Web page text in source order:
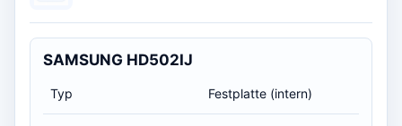
SAMSUNG HD502IJ
Typ Festplatte (intern)